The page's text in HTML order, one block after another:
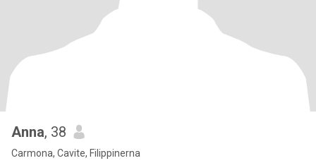
Anna, 38
Carmona, Cavite, Filippinerna